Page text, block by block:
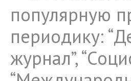
популярную
периодику:
журнал”,